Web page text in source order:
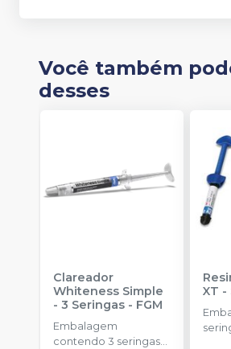
Você também
desses
Clareador
Whiteness Simple
- 3 Seringas - FGM
Embalagem
contendo 3 seringas
XT -